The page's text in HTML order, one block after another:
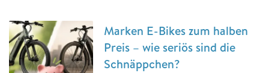
Marken E-Bikes zum halben
Preis – wie seriös sind die
Schnäppchen?